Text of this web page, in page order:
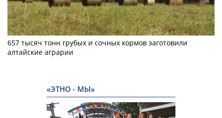
657 тысяч тонн грубых и сочных кормов заготовили
алтайские аграрии
«ЭТНО - МЫ»